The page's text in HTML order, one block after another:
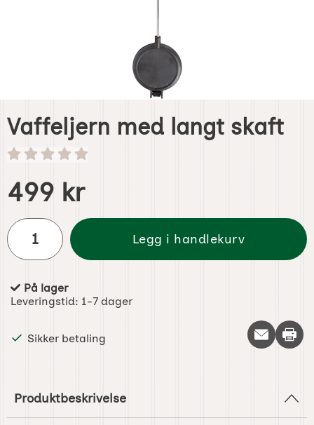
Vaffeljern med langt skaft
Handle dette produktet, Vaffeljern med langt skaft
pris
499 kr
antall
Legg i handlekurv
Produkttilgjengelighet:
På lager
Leveringstid: 1-7 dager
Sikker betaling Skriv
Produktbeskrivelse